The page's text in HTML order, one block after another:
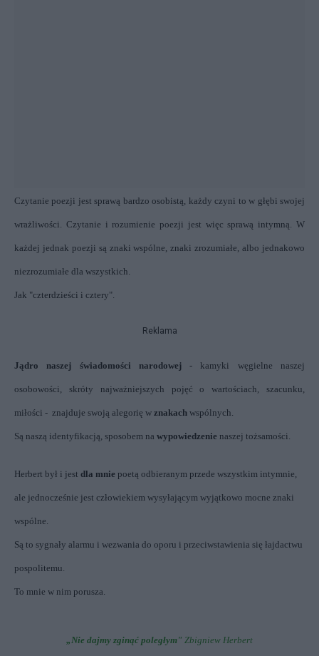
Czytanie poezji jest sprawą bardzo osobistą, każdy czyni to w głębi swojej
wrażliwości. Czytanie i rozumienie poezji jest więc sprawą intymną. W
każdej jednak poezji są znaki wspólne, znaki zrozumiałe, albo jednakowo
niezrozumiałe dla wszystkich.
Jak "czterdzieści i cztery".
Reklama
Jądro naszej świadomości narodowej- kamyki węgielne naszej
osobowości, skróty najważniejszych pojęć o wartościach, szacunku,
miłości - znajduje swoją alegorię w znakach wspólnych.
Są naszą identyfikacją, sposobem na wypowiedzenie naszej tożsamości.
Herbert był i jest dla mnie poetą odbieranym przede wszystkim intymnie,
ale jednocześnie jest człowiekiem wysyłającym wyjątkowo mocne znaki
wspólne.
Są to sygnały alarmu i wezwania do oporu i przeciwstawienia się łajdactwu
pospolitemu.
To mnie w nim porusza.
„Nie dajmy zginąć poległym" Zbigniew Herbert